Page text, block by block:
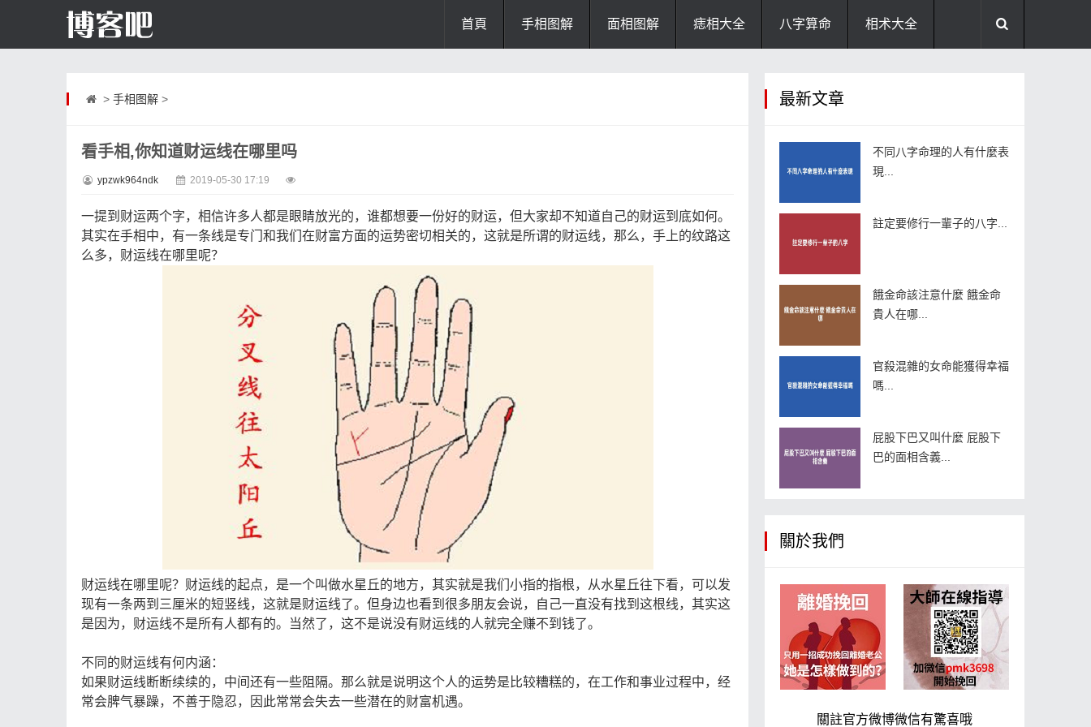
首頁 手相图解 面相图解 痣相大全 八字算命 相术大全
> 手相图解>
看手相,你知道财运线在哪里吗
ypzwk964ndk 2019-05-30 17:19
一提到财运两个字，相信许多人都是眼睛放光的，谁都想要一份好的财运，但大家却不知道自己的财运到底如何。
其实在手相中，有一条线是专门和我们在财富方面的运势密切相关的，这就是所谓的财运线，那么，手上的纹路这
么多，财运线在哪里呢？
财运线在哪里呢？财运线的起点，是一个叫做水星丘的地方，其实就是我们小指的指根，从水星丘往下看，可以发
现有一条两到三厘米的短竖线，这就是财运线了。但身边也看到很多朋友会说，自己一直没有找到这根线，其实这
是因为，财运线不是所有人都有的。当然了，这不是说没有财运线的人就完全赚不到钱了。
不同的财运线有何内涵：
如果财运线断断续续的，中间还有一些阻隔。那么就是说明这个人的运势是比较糟糕的，在工作和事业过程中，经
常会脾气暴躁，不善于隐忍，因此常常会失去一些潜在的财富机遇。
最新文章
不同八字命理的人有什麼表
現...
註定要修行一輩子的八字...
餓金命該注意什麼 餓金命
貴人在哪...
官殺混雜的女命能獲得幸福
嗎...
屁股下巴又叫什麼 屁股下
巴的面相含義...
關於我們
關註官方微博微信有驚喜哦